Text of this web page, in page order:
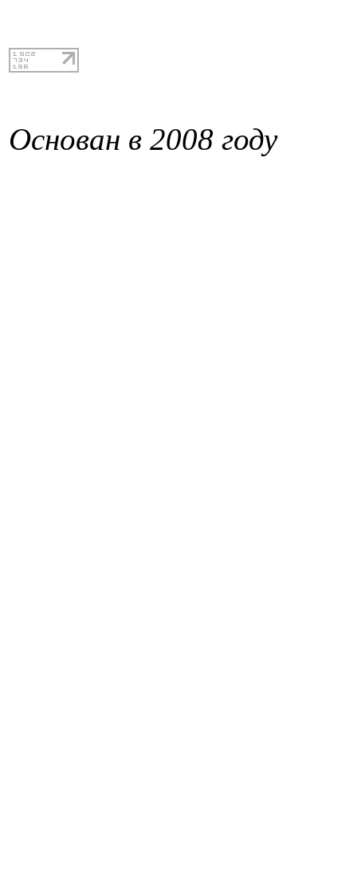
Основан в 2008 году